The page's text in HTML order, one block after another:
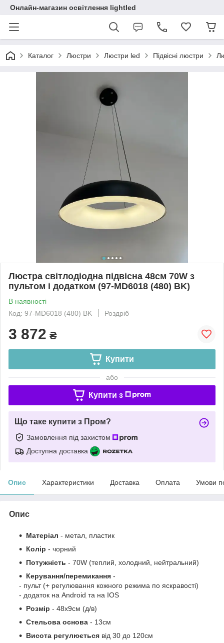
Онлайн-магазин освітлення lightled
Каталог Люстри Люстри led Підвісні люстри
Люстра світлодіодна підвісна 48см 70W з
пультом і додатком (97-MD6018 (480) BK)
В наявності
Код: 97-MD6018 (480) BK
Роздріб
3 872 ₴
Купити
або
Купити з
Що таке купити з Пром?
Замовлення під захистом
Доступна доставка
Опис Характеристики Доставка Оплата Умови
Опис
Матеріал - метал, пластик
Колір - чорний
Потужність - 70W (теплий, холодний, нейтральний)
Керування/перемикання -
- пульт (+ регулювання кожного режима по яскравості)
- додаток на Android та на IOS
Розмір - 48х9см (д/в)
Стельова основа - 13см
Висота регулюється від 30 до 120см